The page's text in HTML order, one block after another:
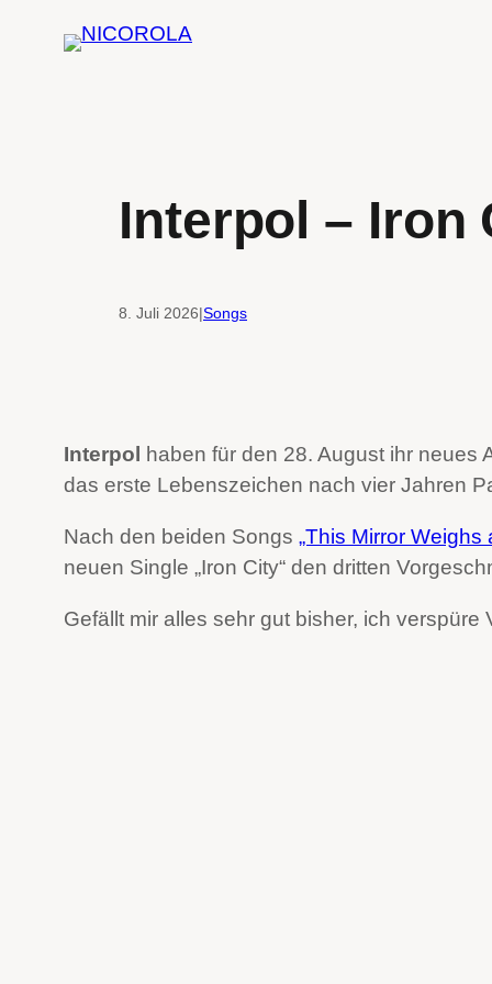
Interpol – Iron
8. Juli 2026|Songs
Interpol haben für den 28. August ihr neues
das erste Lebenszeichen nach vier Jahren
Nach den beiden Songs „This Mirror Weighs
neuen Single „Iron City“ den dritten
Gefällt mir alles sehr gut bisher, ich verspüre